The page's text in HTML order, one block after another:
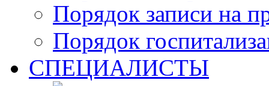
Порядок записи на
Порядок
СПЕЦИАЛИСТЫ